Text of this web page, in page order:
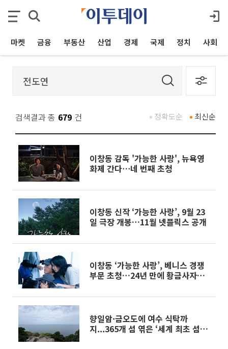
마켓 금융 부동산 산업 경제 국제 정치 사회
검색결과 총 679 건 최신순
정확도순
이창동 감독 '가능한 사랑', 뉴욕영
화제 간다⋯네 번째 초청
이창동 신작 ‘가능한 사랑’, 9월 23
일 극장 개봉…11월 넷플릭스 공개
이창동 ‘가능한 사랑’, 베니스 경쟁
부문 초청…24년 만에 황금사자상
향일암·금오도에 여수 식탁까
지...365개 섬 엮은 ‘세계 최초 섬박